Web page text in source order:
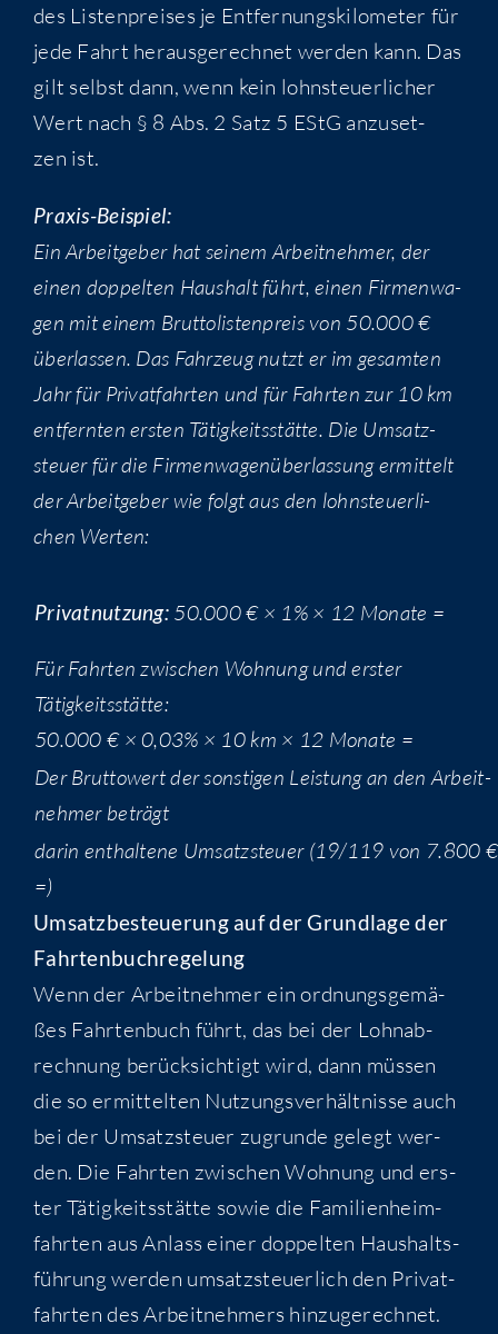
des Lis­ten­prei­ses je Ent­fer­nungs­ki­lo­me­ter für
jede Fahrt her­aus­ge­rech­net wer­den kann. Das
gilt selbst dann, wenn kein lohn­steu­er­li­cher
Wert nach § 8 Abs. 2 Satz 5 EStG anzu­set­
zen ist.
Pra­xis-Bei­spiel:
Ein Arbeit­ge­ber hat sei­nem Arbeit­neh­mer, der
einen dop­pel­ten Haus­halt führt, einen Fir­men­wa­
gen mit einem Brut­to­lis­ten­preis von 50.000 €
über­las­sen. Das Fahr­zeug nutzt er im gesam­ten
Jahr für Pri­vat­fahr­ten und für Fahr­ten zur 10 km
ent­fern­ten ers­ten Tätig­keits­stät­te. Die Umsatz­
steu­er für die Fir­men­wa­gen­über­las­sung ermit­telt
der Arbeit­ge­ber wie folgt aus den lohn­steu­er­li­
chen Werten:
Pri­vat­nut­zung: 50.000 € × 1% × 12 Monate =
Für Fahr­ten zwi­schen Woh­nung und ers­ter
Tätigkeitsstätte:
50.000 € × 0,03% × 10 km × 12 Monate =
Der Brut­to­wert der sons­ti­gen Leis­tung an den Arbeit­
neh­mer beträgt
dar­in ent­hal­te­ne Umsatz­steu­er (19/119 von 7.800 €
=)
Umsatz­be­steue­rung auf der Grund­la­ge der
Fahrtenbuchregelung
Wenn der Arbeit­neh­mer ein ord­nungs­ge­mä­
ßes Fahr­ten­buch führt, das bei der Lohn­ab­
rech­nung berück­sich­tigt wird, dann müs­sen
die so ermit­tel­ten Nut­zungs­ver­hält­nis­se auch
bei der Umsatz­steu­er zugrun­de gelegt wer­
den. Die Fahr­ten zwi­schen Woh­nung und ers­
ter Tätig­keits­stät­te sowie die Fami­li­en­heim­
fahr­ten aus Anlass einer dop­pel­ten Haus­halts­
füh­rung wer­den umsatz­steu­er­lich den Pri­vat­
fahr­ten des Arbeit­neh­mers hin­zu­ge­rech­net.